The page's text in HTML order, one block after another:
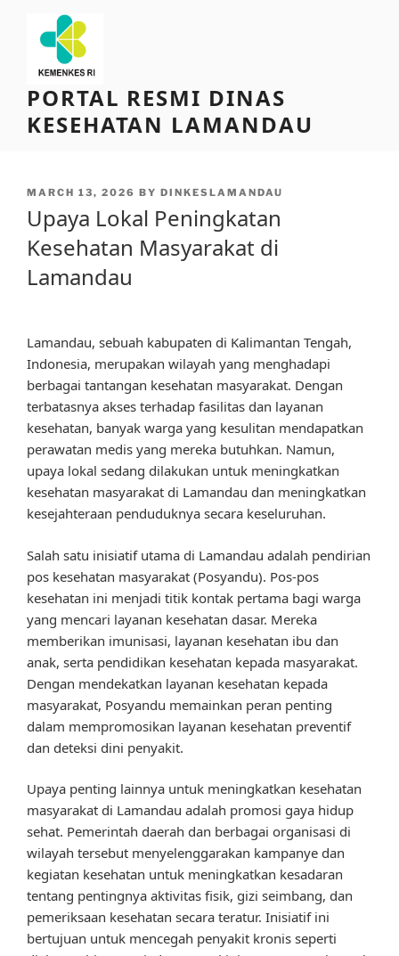
content
PORTAL RESMI DINAS
KESEHATAN LAMANDAU
POSTED
MARCH 13, 2026 BY DINKESLAMANDAU
Upaya Lokal Peningkatan
Kesehatan Masyarakat di
Lamandau
Lamandau, sebuah kabupaten di Kalimantan Tengah,
Indonesia, merupakan wilayah yang menghadapi
berbagai tantangan kesehatan masyarakat. Dengan
terbatasnya akses terhadap fasilitas dan layanan
kesehatan, banyak warga yang kesulitan mendapatkan
perawatan medis yang mereka butuhkan. Namun,
upaya lokal sedang dilakukan untuk meningkatkan
kesehatan masyarakat di Lamandau dan meningkatkan
kesejahteraan penduduknya secara keseluruhan.
Salah satu inisiatif utama di Lamandau adalah pendirian
pos kesehatan masyarakat (Posyandu). Pos-pos
kesehatan ini menjadi titik kontak pertama bagi warga
yang mencari layanan kesehatan dasar. Mereka
memberikan imunisasi, layanan kesehatan ibu dan
anak, serta pendidikan kesehatan kepada masyarakat.
Dengan mendekatkan layanan kesehatan kepada
masyarakat, Posyandu memainkan peran penting
dalam mempromosikan layanan kesehatan preventif
dan deteksi dini penyakit.
Upaya penting lainnya untuk meningkatkan kesehatan
masyarakat di Lamandau adalah promosi gaya hidup
sehat. Pemerintah daerah dan berbagai organisasi di
wilayah tersebut menyelenggarakan kampanye dan
kegiatan kesehatan untuk meningkatkan kesadaran
tentang pentingnya aktivitas fisik, gizi seimbang, dan
pemeriksaan kesehatan secara teratur. Inisiatif ini
bertujuan untuk mencegah penyakit kronis seperti